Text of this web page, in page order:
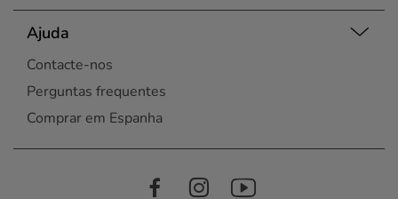
Ajuda
Contacte-nos
Perguntas frequentes
Comprar em Espanha